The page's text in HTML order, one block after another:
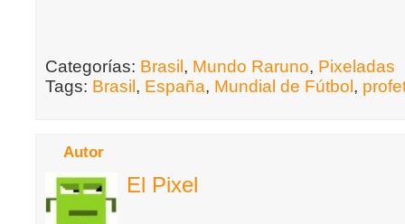
Categorías: Brasil , Mundo Raruno, Pixeladas
Tags: Brasil , España, Mundial de Fútbol ,
Autor
El Pixel